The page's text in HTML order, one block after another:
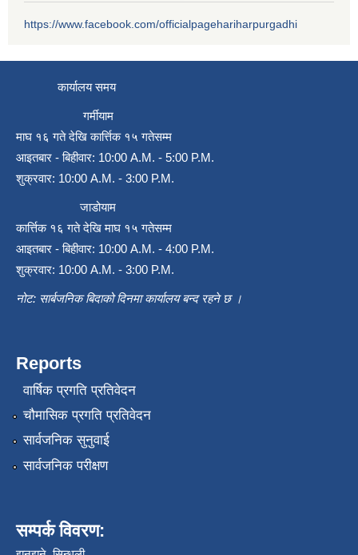
https://www.facebook.com/officialpagehariharpurgadhi
कार्यालय समय
गर्मीयाम
माघ १६ गते देखि कार्त्तिक १५ गतेसम्म
आइतबार - बिहीवार: 10:00 A.M. - 5:00 P.M.
शुक्रवार: 10:00 A.M. - 3:00 P.M.
जाडोयाम
कार्त्तिक १६ गते देखि माघ १५ गतेसम्म
आइतबार - बिहीवार: 10:00 A.M. - 4:00 P.M.
शुक्रवार: 10:00 A.M. - 3:00 P.M.
नोट: सार्बजनिक बिदाको दिनमा कार्यालय बन्द रहने छ ।
Reports
वार्षिक प्रगति प्रतिवेदन
चौमासिक प्रगति प्रतिवेदन
सार्वजनिक सुनुवाई
सार्वजनिक परीक्षण
सम्पर्क विवरण: